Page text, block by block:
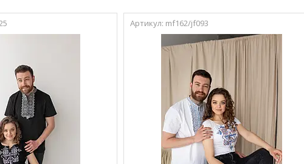
mf162/jf093